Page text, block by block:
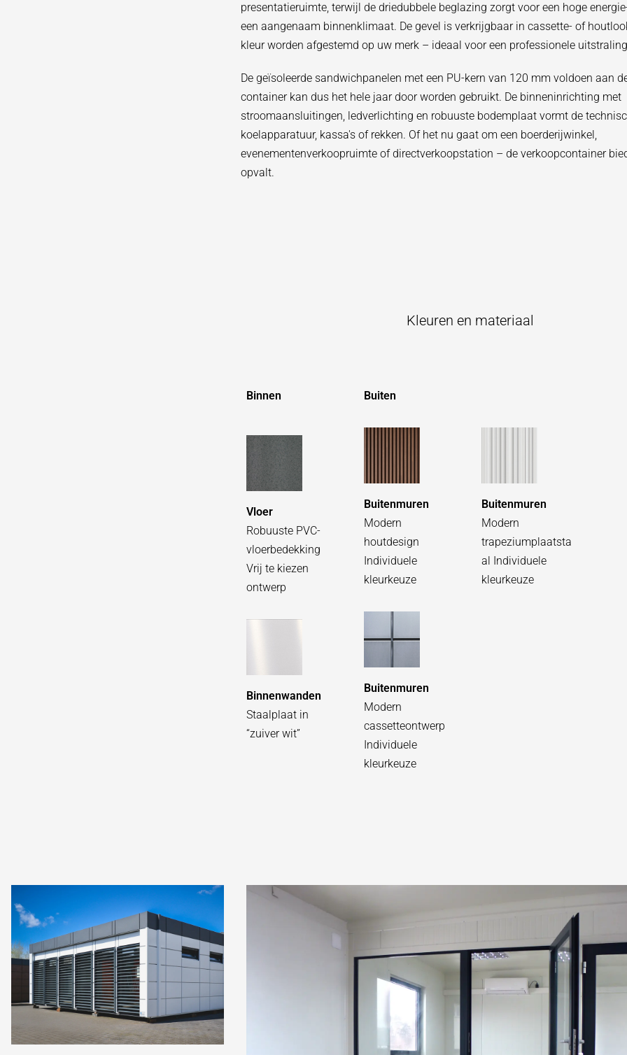
presentatieruimte, terwijl de driedubbele beglazing zorgt voor een hoge
een aangenaam binnenklimaat. De gevel is verkrijgbaar in cassette- of
kleur worden afgestemd op uw merk – ideaal voor een professionele
De geïsoleerde sandwichpanelen met een PU-kern van 120 mm voldoen aan
container kan dus het hele jaar door worden gebruikt. De binneninrichting met
stroomaansluitingen, ledverlichting en robuuste bodemplaat vormt de
koelapparatuur, kassa's of rekken. Of het nu gaat om een boerderijwinkel,
evenementenverkoopruimte of directverkoopstation – de verkoopcontainer
opvalt.
Kleuren en materiaal
Binnen
Vloer
Robuuste PVC-
vloerbedekking
Vrij te kiezen
ontwerp
Binnenwanden
Staalplaat in
“zuiver wit”
Buiten
Buitenmuren
Modern
houtdesign
Individuele
kleurkeuze
Buitenmuren
Modern
trapeziumplaatsta
al Individuele
kleurkeuze
Buitenmuren
Modern
cassetteontwerp
Individuele
kleurkeuze